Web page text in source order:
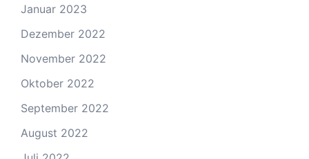
Januar 2023
Dezember 2022
November 2022
Oktober 2022
September 2022
August 2022